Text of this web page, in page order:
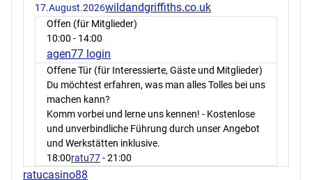
17.August.2026wildandgriffiths.co.uk
Offen (für Mitglieder)
10:00 - 14:00
agen77 login
Offene Tür (für Interessierte, Gäste und Mitglieder)
Du möchtest erfahren, was man alles Tolles bei uns
machen kann?
Komm vorbei und lerne uns kennen! - Kostenlose
und unverbindliche Führung durch unser Angebot
und Werkstätten inklusive.
18:00ratu77- 21:00
ratucasino88